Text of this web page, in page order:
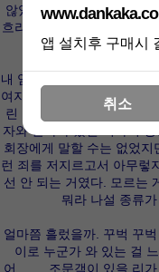
않았다. 그녀는 이미 떠난
흐리고 싶지 않았다. 장례
그래도 문득 문득 속
내 엄마지만 ……그녀는 정
여자처럼 굴지만 그녀의 본
린 나이에 가출을 하고 갖
자와 살아야 했던 여자의
회장에게 말할 수는 없었
런 죄를 저지르고서 아무렇
선 안 되는 거였다. 모르는
뭐라 나설 종류
얼마쯤 흘렀을까. 꾸벅 꾸
이로 누군가 와 있는 걸
어……. 조문객이 있을 리가
앱 설치후 구매시
취소